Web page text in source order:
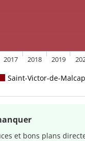
Saint-Victor-de-Malcap
2017 2018 2019
et bons plans